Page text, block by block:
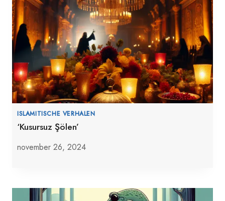
ISLAMITISCHE VERHALEN
‘Kusursuz Şölen’
november 26, 2024